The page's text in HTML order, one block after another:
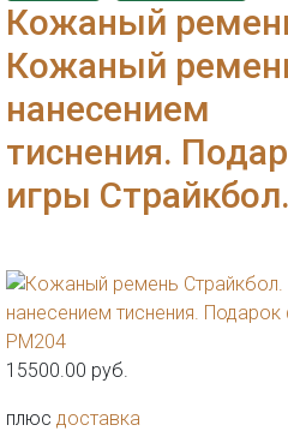
Кожаный
Кожаный
нанесением
тиснения.
игры
15500.00 руб.
плюс доставка